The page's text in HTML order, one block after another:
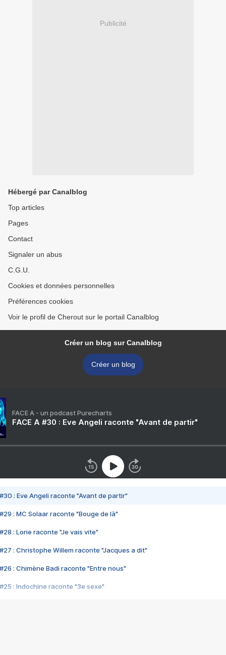
Publicité
Hébergé par Canalblog
Top articles
Pages
Contact
Signaler un abus
C.G.U.
Cookies et données personnelles
Préférences cookies
Voir le profil de Cherout sur le portail Canalblog
Créer un blog sur Canalblog
Créer un blog
FACE A - un podcast Purecharts
FACE A #30 : Eve Angeli raconte "Avant de partir"
#30 : Eve Angeli raconte "Avant de partir"
#29 : MC Solaar raconte "Bouge de là"
#28 : Lorie raconte "Je vais vite"
#27 : Christophe Willem raconte "Jacques a dit"
#26 : Chimène Badi raconte "Entre nous"
#25 : Indochine raconte "3e sexe"